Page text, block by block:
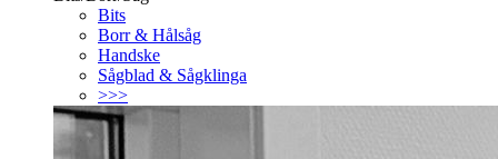
Bits
Borr & Hålsåg
Handske
Sågblad & Sågklinga
>>>